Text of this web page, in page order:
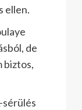
ellen.
de
biztos,
sérülés